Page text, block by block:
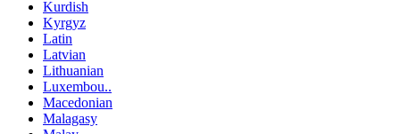
Kurdish
Kyrgyz
Latin
Latvian
Lithuanian
Luxembou..
Macedonian
Malagasy